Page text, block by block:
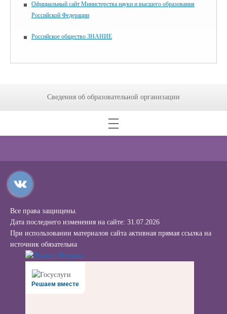
Официальный сайт Министерства науки и высшего образования
Российской Федерации
Российское общество ЗНАНИЕ
Сведения об образовательной организации
Все права защищены.
Дата последнего изменения на сайте: 31.07.2026
При использовании материалов сайта активная прямая ссылка на
источник обязательна
Решаем вместе